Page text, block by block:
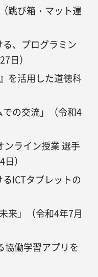
跳び箱・マット運
、プログラミン
日）
を活用した道徳科
の交流」（令和4
ライン授業 選手
）
ICTタブレットの
来」（令和4年7月
協働学習アプリを